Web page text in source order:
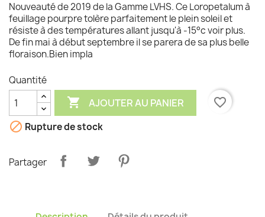
Nouveauté de 2019 de la Gamme LVHS. Ce Loropetalum à
feuillage pourpre tolère parfaitement le plein soleil et
résiste à des températures allant jusqu'à -15°c voir plus.
De fin mai à début septembre il se parera de sa plus belle
floraison.Bien impla
Quantité
 AJOUTER AU PANIER
favorite_border
 Rupture de stock
Partager